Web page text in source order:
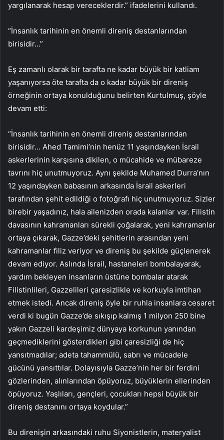
yargılanarak hesap vereceklerdir.” ifadelerini kullandı.
“İnsanlık tarihinin en önemli direniş destanlarından
birisidir…”
Eş zamanlı olarak bir tarafta ne kadar büyük bir katliam
yaşanıyorsa öte tarafta da o kadar büyük bir direniş
örneğinin ortaya konulduğunu belirten Kurtulmuş, şöyle
devam etti:
“İnsanlık tarihinin en önemli direniş destanlarından
birisidir… Ahed Tamimi’nin henüz 11 yaşındayken İsrail
askerlerinin karşısına dikilen, o mücahide ve mübareze
tavrını hiç unutmuyoruz. Aynı şekilde Muhamed Durra’nın
12 yaşındayken babasının arkasında İsrail askerleri
tarafından şehit edildiği o fotoğrafı hiç unutmuyoruz. Sizler
birebir yaşadınız, hala ailenizden orada kalanlar var. Filistin
davasının kahramanları sürekli çoğalarak, yeni kahramanlar
ortaya çıkarak, Gazze’deki şehitlerin arasından yeni
kahramanlar filiz veriyor ve direniş bu şekilde güçlenerek
devam ediyor. Aslında İsrail, hastaneleri bombalayarak,
yardım bekleyen insanların üstüne bombalar atarak
Filistinlileri, Gazzelileri çaresizlikle ve korkuyla imtihan
etmek istedi. Ancak direniş öyle bir ruhla insanlara cesaret
verdi ki bugün Gazze’de sıkışıp kalmış 1 milyon 250 bine
yakın Gazzeli kardeşimiz dünyaya korkunun yanından
geçmediklerini gösterdikleri gibi çaresizliği de hiç
yansıtmadılar; adeta tahammülü, sabrı ve mücadele
gücünü yansıttılar. Dolayısıyla Gazze’nin her bir ferdini
gözlerinden, alınlarından öpüyoruz, büyüklerin ellerinden
öpüyoruz. Yaşlıları, gençleri, çocukları hepsi büyük bir
direniş destanını ortaya koydular.”
Bu direnişin arkasındaki ruhu Siyonistlerin, materyalist